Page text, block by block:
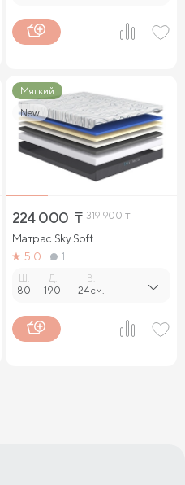
Мягкий
New
224 000 ₸ 319 900₸
Матрас Sky Soft
5.0
1
Ш.
80 -
Д.
190 -
В.
24 см.